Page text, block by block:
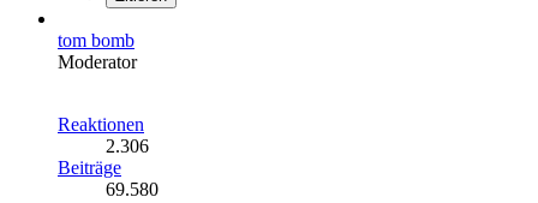
tom bomb
Moderator
Reaktionen
2.306
Beiträge
69.580